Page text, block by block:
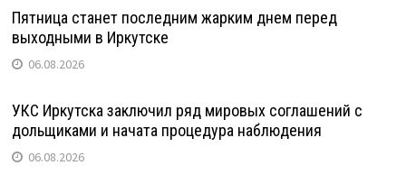
Пятница станет последним жарким днем перед
выходными в Иркутске
06.08.2026
УКС Иркутска заключил ряд мировых соглашений с
дольщиками и начата процедура наблюдения
06.08.2026